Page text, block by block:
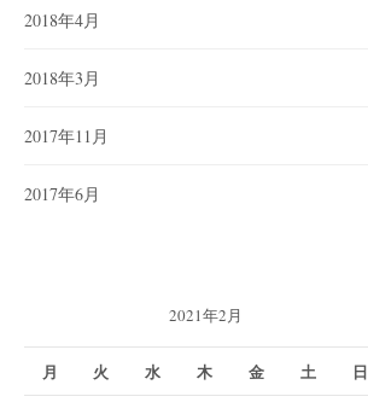
2018年4月
2018年3月
2017年11月
2017年6月
2021年2月
月 火 水 木 金 土 日